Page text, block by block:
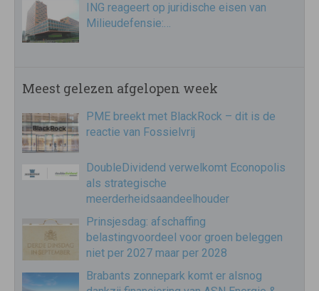
ING reageert op juridische eisen van
Milieudefensie:…
Meest gelezen afgelopen week
PME breekt met BlackRock – dit is de
reactie van Fossielvrij
DoubleDividend verwelkomt Econopolis
als strategische
meerderheidsaandeelhouder
Prinsjesdag: afschaffing
belastingvoordeel voor groen beleggen
niet per 2027 maar per 2028
Brabants zonnepark komt er alsnog